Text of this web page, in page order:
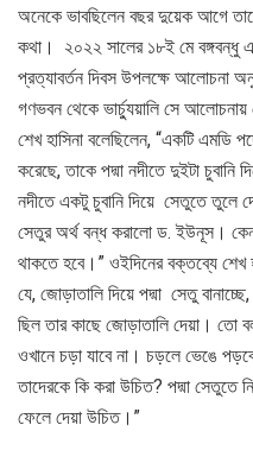
অনেকে ভাবছিলেন বছর দুয়েক আগে
কথা। ২০২২ সালের ১৮ই মে বঙ্গবন্ধু
প্রত্যাবর্তন দিবস উপলক্ষে আলোচনা
গণভবন থেকে ভার্চ্যুয়ালি সে
শেখ হাসিনা বলেছিলেন, “একটি এমডি
করেছে, তাকে পদ্মা নদীতে দুইটা চুবানি
নদীতে একটু চুবানি দিয়ে সেতুতে তুলে
সেতুর অর্থ বন্ধ করালো ড. ইউনূস।
থাকতে হবে।” ওইদিনের বক্তব্যে শেখ
যে, জোড়াতালি দিয়ে পদ্মা সেতু
ছিল তার কাছে জোড়াতালি দেয়া। তো
ওখানে চড়া যাবে না। চড়লে ভেঙে
তাদেরকে কি করা উচিত? পদ্মা সেতুতে
ফেলে দেয়া উচিত।”